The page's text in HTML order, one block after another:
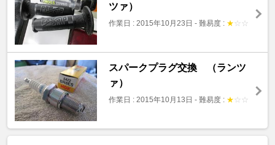
ツァ）
作業日 : 2015年10月23日 - 難易度 : ★ ☆ ☆
スパークプラグ交換 （ランツ
ァ）
作業日 : 2015年10月13日 - 難易度 : ★ ☆ ☆